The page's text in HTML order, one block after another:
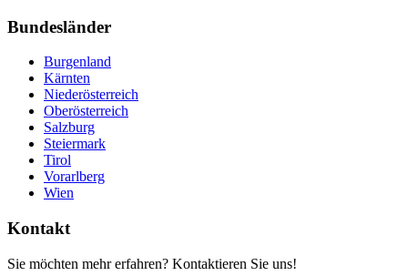
Bundesländer
Burgenland
Kärnten
Niederösterreich
Oberösterreich
Salzburg
Steiermark
Tirol
Vorarlberg
Wien
Kontakt
Sie möchten mehr erfahren? Kontaktieren Sie uns!